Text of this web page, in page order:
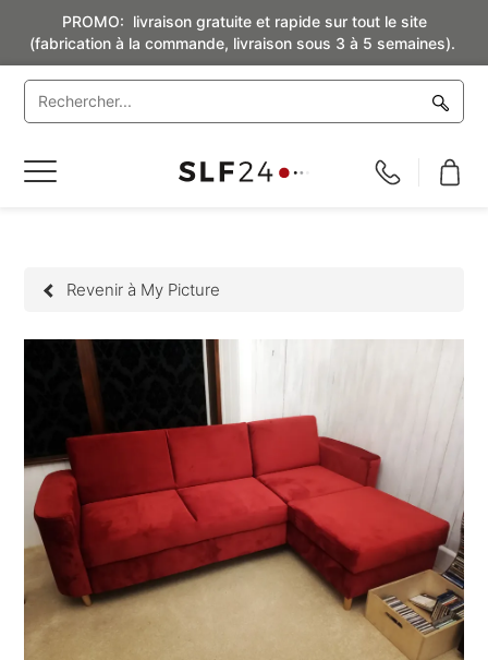
PROMO: livraison gratuite et rapide sur tout le site
(fabrication à la commande, livraison sous 3 à 5 semaines).
Basculer
Revenir à My Picture